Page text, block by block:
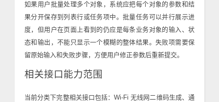
如果用户批量处理多个对象，系统应把每个对象的参数和结
果分开保存到列表行或任务项中。批量任务可以并行展示进
度，但用户在页面上看到的仍应是每条业务对象的输入、状
态和输出，不能只显示一个模糊的整体结果。失败项需要保
留原始输入和失败步骤，方便用户修正参数后重新提交。
相关接口能力范围
当前分类下完整相关接口包括：Wi-Fi 无线网二维码生成、通